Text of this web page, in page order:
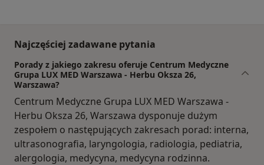
Najczęściej zadawane pytania
Porady z jakiego zakresu oferuje Centrum Medyczne
Grupa LUX MED Warszawa - Herbu Oksza 26,
Warszawa?
Centrum Medyczne Grupa LUX MED Warszawa -
Herbu Oksza 26, Warszawa dysponuje dużym
zespołem o następujących zakresach porad: interna,
ultrasonografia, laryngologia, radiologia, pediatria,
alergologia, medycyna, medycyna rodzinna.